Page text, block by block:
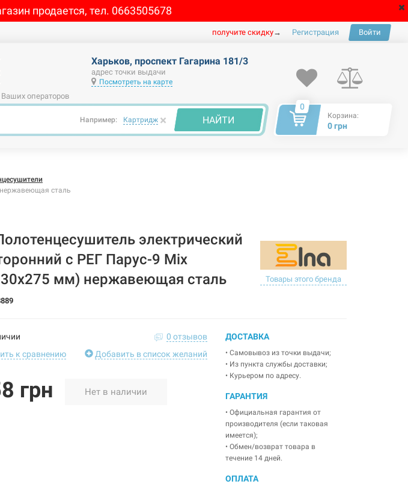
продается, тел. 0663505678
получите скидку→ Регистрация Войти
операторов
Харьков, проспект Гагарина 181/3
адрес точки выдачи
Посмотреть на карте
Например: Картридж × НАЙТИ
0
Корзина:
0 грн
нержавеющая сталь
электрический
с РЕГ Парус-9 Mix
мм) нержавеющая сталь
Товары этого бренда
0 отзывов
к сравнению
Добавить в список желаний
грн Нет в наличии
ДОСТАВКА
• Самовывоз из точки выдачи;
• Из пункта службы доставки;
• Курьером по адресу.
ГАРАНТИЯ
• Официальная гарантия от
производителя (если таковая
имеется);
• Обмен/возврат товара в
течение 14 дней.
ОПЛАТА